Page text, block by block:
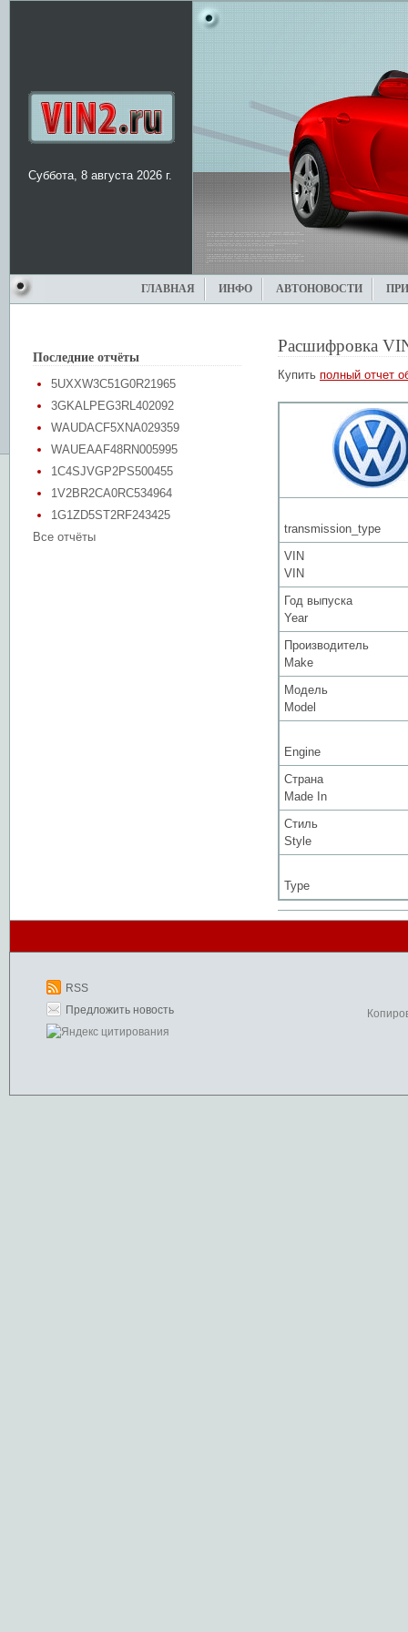
Суббота, 8 августа 2026 г.
ГЛАВНАЯ ИНФО АВТОНОВОСТИ
Последние отчёты
5UXXW3C51G0R21965
3GKALPEG3RL402092
WAUDACF5XNA029359
WAUEAAF48RN005995
1C4SJVGP2PS500455
1V2BR2CA0RC534964
1G1ZD5ST2RF243425
Все отчёты
Расшифровка
Купить полный отчет
transmission_type
VIN
VIN
Год выпуска
Year
Производитель
Make
Модель
Model
Engine
Страна
Made In
Стиль
Style
Type
RSS
Предложить новость